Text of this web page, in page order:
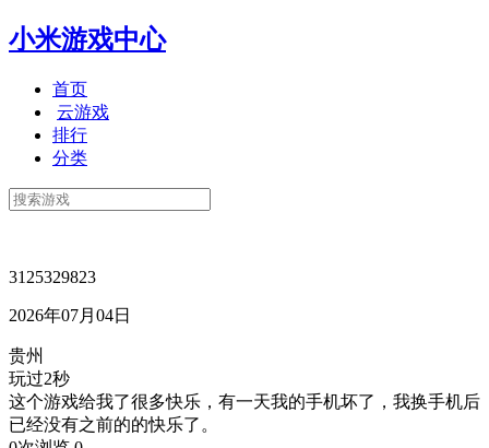
小米游戏中心
首页
云游戏
排行
分类
3125329823
2026年07月04日
贵州
玩过2秒
这个游戏给我了很多快乐，有一天我的手机坏了，我换手机后
已经没有之前的的快乐了。